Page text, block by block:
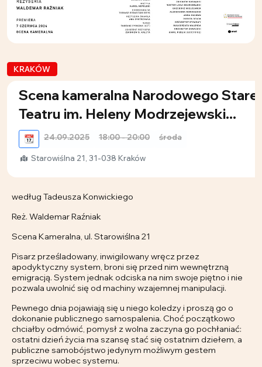
KRAKÓW
Scena kameralna Narodowego
Teatru im. Heleny Modrzejewski...
📆 24.09.2025 18:00 - 20:00 środa
Starowiślna 21, 31-038 Kraków
według Tadeusza Konwickiego
Reż. Waldemar Raźniak
Scena Kameralna, ul. Starowiślna 21
Pisarz prześladowany, inwigilowany wręcz przez
apodyktyczny system, broni się przed nim wewnętrzną
emigracją. System jednak odciska na nim swoje piętno i nie
pozwala uwolnić się od machiny wzajemnej manipulacji.
Pewnego dnia pojawiają się u niego koledzy i proszą go o
dokonanie publicznego samospalenia. Choć początkowo
chciałby odmówić, pomysł z wolna zaczyna go pochłaniać:
ostatni dzień życia ma szansę stać się ostatnim dziełem, a
publiczne samobójstwo jedynym możliwym gestem
sprzeciwu wobec systemu.